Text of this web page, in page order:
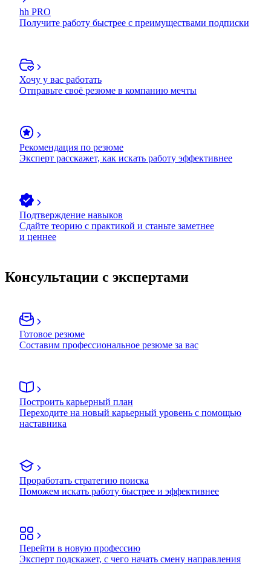
hh PRO
Получите работу быстрее с преимуществами подписки
Хочу у вас работать
Отправьте своё резюме в компанию мечты
Рекомендация по резюме
Эксперт расскажет, как искать работу эффективнее
Подтверждение навыков
Сдайте теорию с практикой и станьте заметнее
и ценнее
Консультации с экспертами
Готовое резюме
Составим профессиональное резюме за вас
Построить карьерный план
Переходите на новый карьерный уровень с помощью
наставника
Проработать стратегию поиска
Поможем искать работу быстрее и эффективнее
Перейти в новую профессию
Эксперт подскажет, с чего начать смену направления